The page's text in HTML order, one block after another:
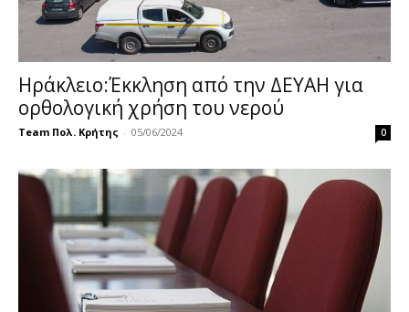
Ηράκλειο:Έκκληση από την ΔΕΥΑΗ για
ορθολογική χρήση του νερού
Team Πολ. Κρήτης - 05/06/2024 0